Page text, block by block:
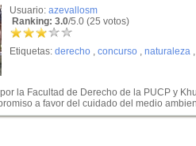
Usuario: azevallosm
Ranking: 3.0/5.0 (25 votos)
Etiquetas: derecho , concurso , naturaleza
la Facultad de Derecho de la PUCP y
a favor del cuidado del medio